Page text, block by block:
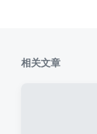
相关文章